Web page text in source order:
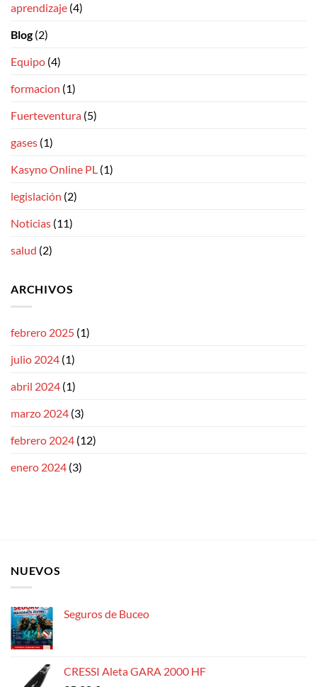
aprendizaje (4)
Blog(2)
Equipo (4)
formacion (1)
Fuerteventura (5)
gases (1)
Kasyno Online PL (1)
legislación (2)
Noticias (11)
salud (2)
ARCHIVOS
febrero 2025 (1)
julio 2024 (1)
abril 2024 (1)
marzo 2024 (3)
febrero 2024 (12)
enero 2024 (3)
NUEVOS
Seguros de Buceo
CRESSI Aleta GARA 2000 HF